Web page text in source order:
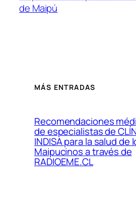
de Maipú
MÁS ENTRADAS
Recomendaciones
de especialistas de
INDISA para la salud de
Maipucinos a través de
RADIOEME.CL